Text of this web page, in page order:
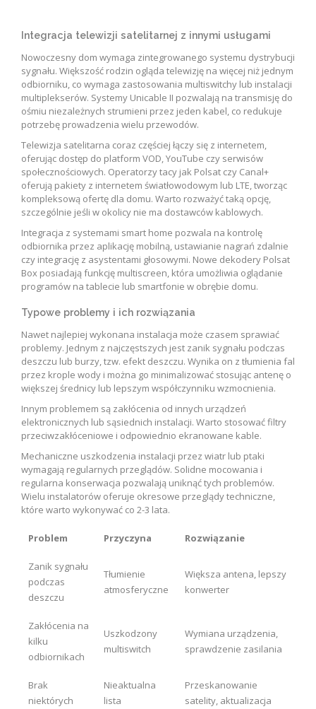
Integracja telewizji satelitarnej z innymi usługami
Nowoczesny dom wymaga zintegrowanego systemu dystrybucji
sygnału. Większość rodzin ogląda telewizję na więcej niż jednym
odbiorniku, co wymaga zastosowania multiswitchy lub instalacji
multiplekserów. Systemy Unicable II pozwalają na transmisję do
ośmiu niezależnych strumieni przez jeden kabel, co redukuje
potrzebę prowadzenia wielu przewodów.
Telewizja satelitarna coraz częściej łączy się z internetem,
oferując dostęp do platform VOD, YouTube czy serwisów
społecznościowych. Operatorzy tacy jak Polsat czy Canal+
oferują pakiety z internetem światłowodowym lub LTE, tworząc
kompleksową ofertę dla domu. Warto rozważyć taką opcję,
szczególnie jeśli w okolicy nie ma dostawców kablowych.
Integracja z systemami smart home pozwala na kontrolę
odbiornika przez aplikację mobilną, ustawianie nagrań zdalnie
czy integrację z asystentami głosowymi. Nowe dekodery Polsat
Box posiadają funkcję multiscreen, która umożliwia oglądanie
programów na tablecie lub smartfonie w obrębie domu.
Typowe problemy i ich rozwiązania
Nawet najlepiej wykonana instalacja może czasem sprawiać
problemy. Jednym z najczęstszych jest zanik sygnału podczas
deszczu lub burzy, tzw. efekt deszczu. Wynika on z tłumienia fal
przez krople wody i można go minimalizować stosując antenę o
większej średnicy lub lepszym współczynniku wzmocnienia.
Innym problemem są zakłócenia od innych urządzeń
elektronicznych lub sąsiednich instalacji. Warto stosować filtry
przeciwzakłóceniowe i odpowiednio ekranowane kable.
Mechaniczne uszkodzenia instalacji przez wiatr lub ptaki
wymagają regularnych przeglądów. Solidne mocowania i
regularna konserwacja pozwalają uniknąć tych problemów.
Wielu instalatorów oferuje okresowe przeglądy techniczne,
które warto wykonywać co 2-3 lata.
Problem Przyczyna Rozwiązanie
Zanik sygnału
podczas
deszczu
Tłumienie
atmosferyczne
Większa antena, lepszy
konwerter
Zakłócenia na
kilku
odbiornikach
Uszkodzony
multiswitch
Wymiana urządzenia,
sprawdzenie zasilania
Brak
niektórych
Nieaktualna
lista
Przeskanowanie
satelity, aktualizacja